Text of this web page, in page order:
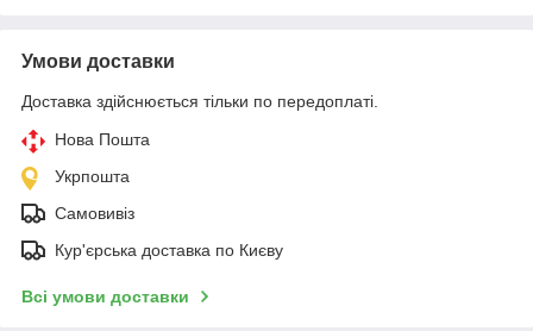
Умови доставки
Доставка здійснюється тільки по передоплаті.
Нова Пошта
Укрпошта
Самовивіз
Кур'єрська доставка по Києву
Всі умови доставки